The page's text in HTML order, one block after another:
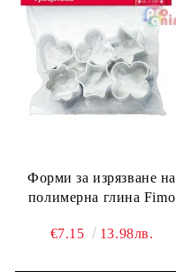
Форми за изрязване на
полимерна глина Fimo
€7.15 13.98лв.